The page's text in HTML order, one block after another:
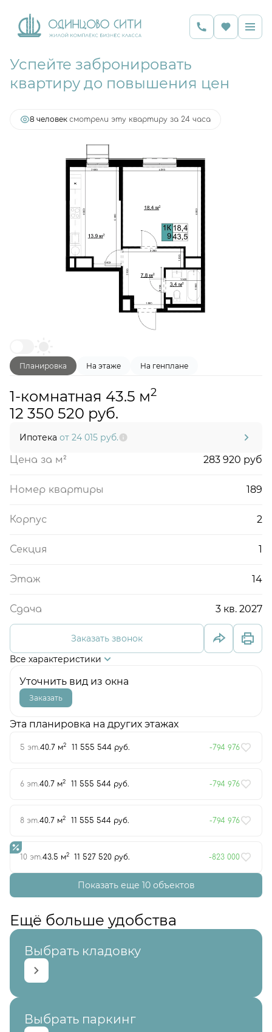
Успейте забронировать
квартиру до повышения цен
1-комнатная 43.5 м2
Ипотекаот 24 015 руб.
8 человек смотрели эту квартиру за 24 часа
Планировка На этаже На генплане
1-комнатная 43.5 м2
12 350 520 руб.
Ипотека от 24 015 руб.
Цена за м² 283 920 руб
Номер квартиры 189
Корпус 2
Секция 1
Этаж 14
Сдача 3 кв. 2027
Заказать звонок
Все характеристики
Уточнить вид из окна
Заказать
Эта планировка на других этажах
5 эт.40.7 м2 11 555 544 руб. -794 976
6 эт.40.7 м2 11 555 544 руб. -794 976
8 эт.40.7 м2 11 555 544 руб. -794 976
10 эт.43.5 м2 11 527 520 руб. -823 000
Показать еще 10 объектов
Ещё больше удобства
Выбрать кладовку
Выбрать паркинг